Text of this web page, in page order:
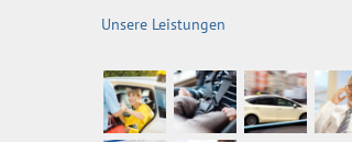
Unsere Leistungen